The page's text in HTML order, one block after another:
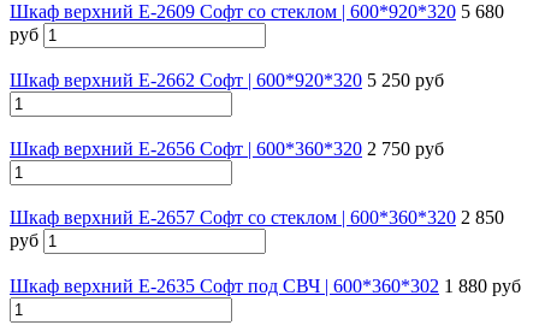
Шкаф верхний Е-2609 Софт со стеклом | 600*920*320 5 680
руб
Шкаф верхний Е-2662 Софт | 600*920*320 5 250 руб
Шкаф верхний Е-2656 Софт | 600*360*320 2 750 руб
Шкаф верхний Е-2657 Софт со стеклом | 600*360*320 2 850
руб
Шкаф верхний Е-2635 Софт под СВЧ | 600*360*302 1 880 руб